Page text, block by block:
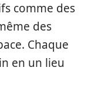
comme des
des
Chaque
en un lieu